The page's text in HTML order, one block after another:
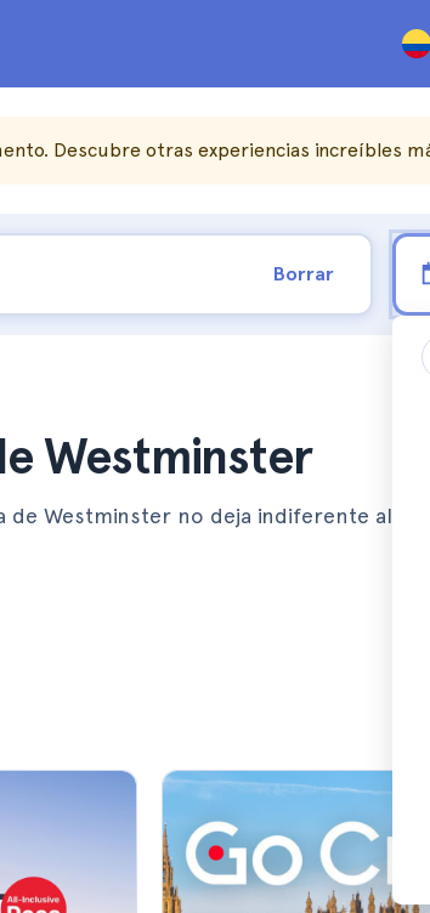
Descubre otras experiencias increíbles
Borrar
Westminster
Westminster no deja indiferente al